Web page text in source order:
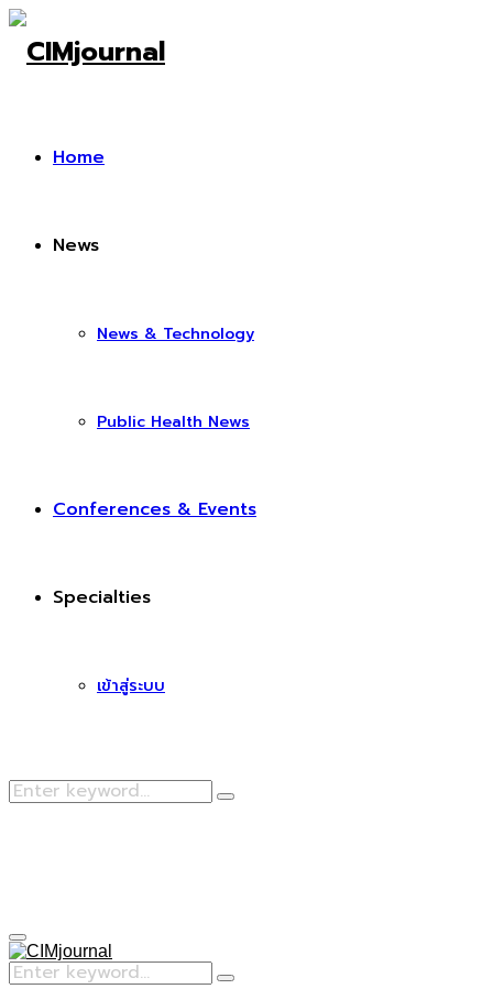
Home
News
News & Technology
Public Health News
Conferences & Events
Specialties
เข้าสู่ระบบ
Search
Search
Primary
Menu
Search
for:
Search